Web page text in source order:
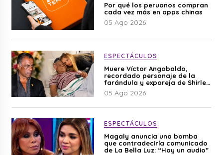
Por qué los peruanos compran
cada vez más en apps chinas
05 Ago 2026
ESPECTÁCULOS
Muere Víctor Angobaldo,
recordado personaje de la
farándula y expareja de Shirley
Cherres
05 Ago 2026
ESPECTÁCULOS
Magaly anuncia una bomba
que contradeciría comunicado
de La Bella Luz: “Hay un audio”